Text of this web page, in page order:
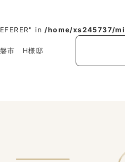
in /home/xs245737/
市 H様邸